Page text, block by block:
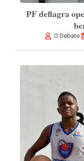
PF deflagra
O Debate